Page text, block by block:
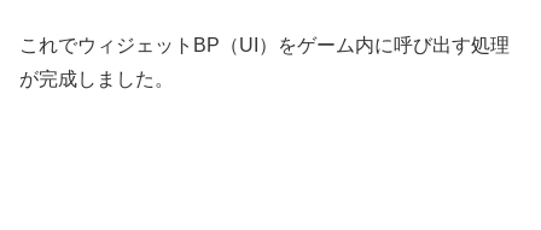
これでウィジェットBP（UI）をゲーム内に呼び出す処理
が完成しました。